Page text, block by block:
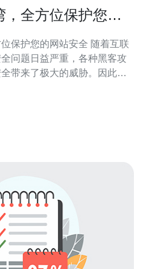
，全方位保护您的
您的网站安全 随着互联
问题日益严重，各种黑客攻
带来了极大的威胁。因此，
全方位的保护功能受到了广